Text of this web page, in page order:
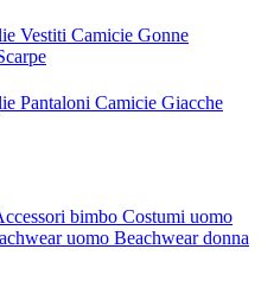
Vestiti Camicie Gonne
Pantaloni Camicie Giacche
bimbo Costumi uomo
uomo Beachwear donna